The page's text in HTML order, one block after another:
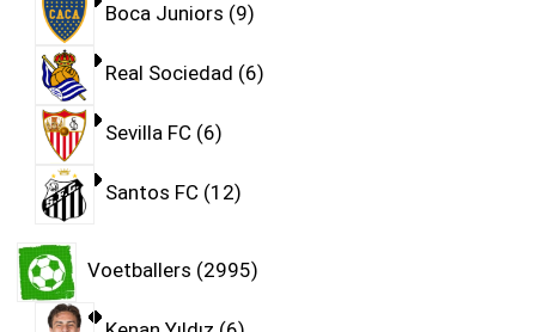
Boca Juniors 9
Real Sociedad 6
Sevilla FC 6
Santos FC 12
Voetballers 2995